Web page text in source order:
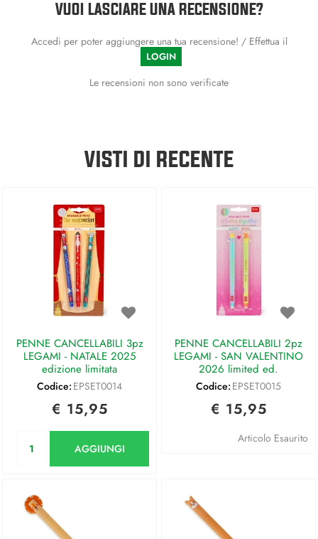
VUOI LASCIARE UNA RECENSIONE?
Accedi per poter aggiungere una tua recensione! / Effettua il
LOGIN
Le recensioni non sono verificate
VISTI DI RECENTE
PENNE CANCELLABILI 3pz
LEGAMI - NATALE 2025
edizione limitata
Codice: EPSET0014
€ 15,95
AGGIUNGI
PENNE CANCELLABILI 2pz
LEGAMI - SAN VALENTINO
2026 limited ed.
Codice: EPSET0015
€ 15,95
Articolo Esaurito